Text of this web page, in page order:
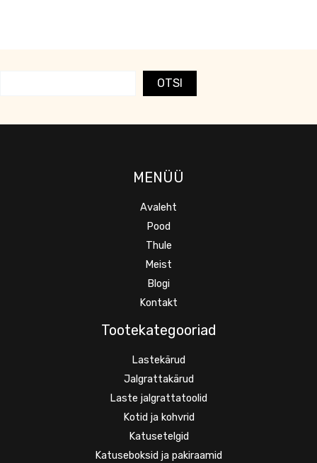
OTSI
MENÜÜ
Avaleht
Pood
Thule
Meist
Blogi
Kontakt
Tootekategooriad
Lastekärud
Jalgrattakärud
Laste jalgrattatoolid
Kotid ja kohvrid
Katusetelgid
Katuseboksid ja pakiraamid